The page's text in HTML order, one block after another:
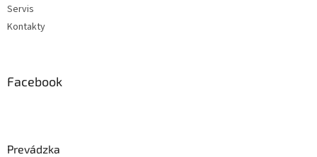
Servis
Kontakty
Facebook
Prevádzka